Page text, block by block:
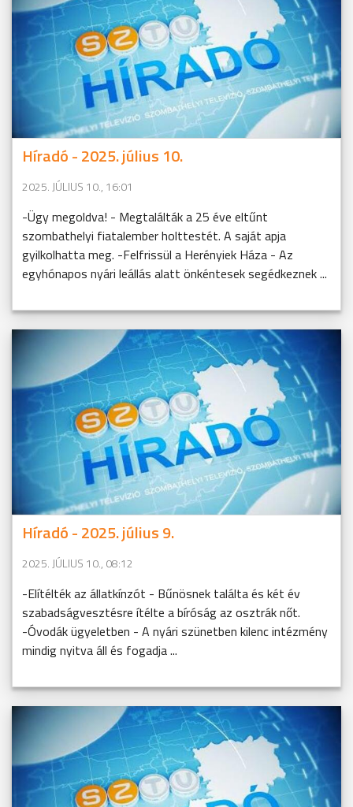
Híradó - 2025. július 10.
2025. JÚLIUS 10., 16:01
-Ügy megoldva! - Megtalálták a 25 éve eltűnt
szombathelyi fiatalember holttestét. A saját apja
gyilkolhatta meg. -Felfrissül a Herényiek Háza - Az
egyhónapos nyári leállás alatt önkéntesek segédkeznek ...
Híradó - 2025. július 9.
2025. JÚLIUS 10., 08:12
-Elítélték az állatkínzót - Bűnösnek találta és két év
szabadságvesztésre ítélte a bíróság az osztrák nőt.
-Óvodák ügyeletben - A nyári szünetben kilenc intézmény
mindig nyitva áll és fogadja ...